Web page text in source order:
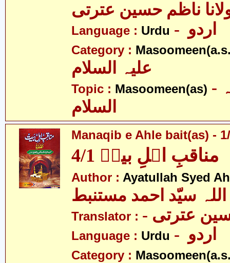
ناظم حسین عترتی
Language : Urdu
Category :
Topic : Masoomeen(as) - معصومین علیہ
السلام
Manaqib e Ahle bait(as) -
مناقبِ اہلِ بیتؑ 4/1
Author : Ayatullah Syed
سیّد احمد مستنبط
Translator : عترتی
Language : Urdu
Category :